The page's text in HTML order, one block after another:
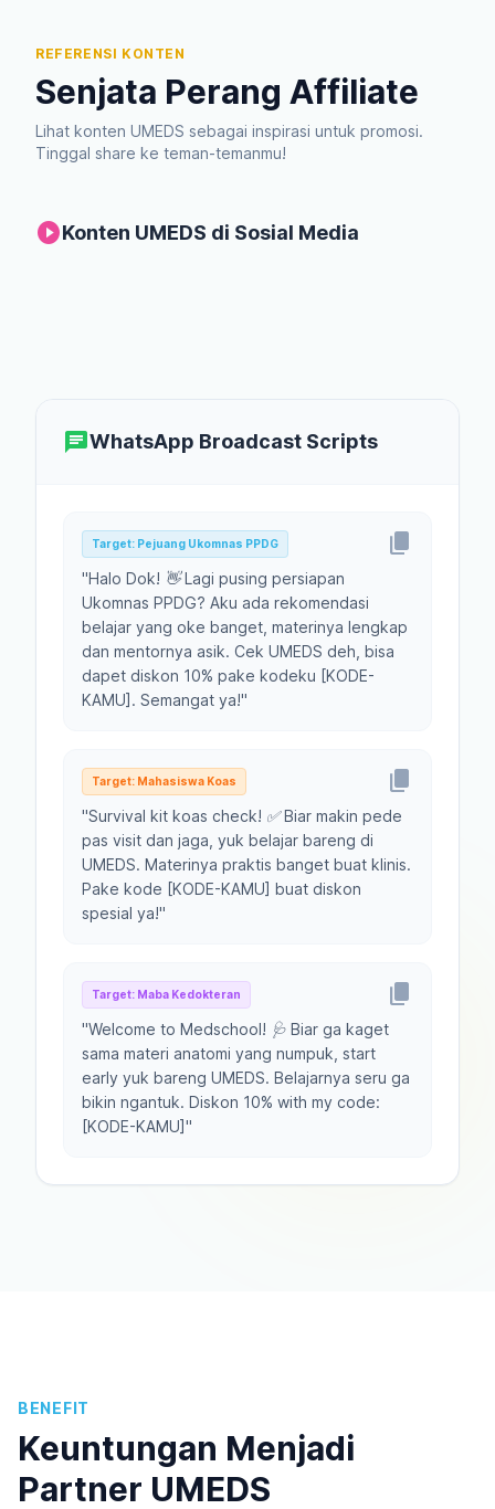
REFERENSI KONTEN
Senjata Perang Affiliate
Lihat konten UMEDS sebagai inspirasi untuk promosi.
Tinggal share ke teman-temanmu!
play_circleKonten UMEDS di Sosial Media
chatWhatsApp Broadcast Scripts
Target: Pejuang Ukomnas PPDG content_copy
"Halo Dok! 👋 Lagi pusing persiapan
Ukomnas PPDG? Aku ada rekomendasi
belajar yang oke banget, materinya lengkap
dan mentornya asik. Cek UMEDS deh, bisa
dapet diskon 10% pake kodeku [KODE-
KAMU]. Semangat ya!"
Target: Mahasiswa Koas content_copy
"Survival kit koas check! ✅ Biar makin pede
pas visit dan jaga, yuk belajar bareng di
UMEDS. Materinya praktis banget buat klinis.
Pake kode [KODE-KAMU] buat diskon
spesial ya!"
Target: Maba Kedokteran content_copy
"Welcome to Medschool! 🩺 Biar ga kaget
sama materi anatomi yang numpuk, start
early yuk bareng UMEDS. Belajarnya seru ga
bikin ngantuk. Diskon 10% with my code:
[KODE-KAMU]"
BENEFIT
Keuntungan Menjadi
Partner UMEDS